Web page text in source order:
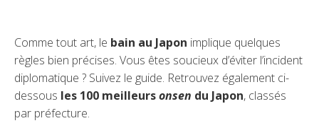
Comme tout art, le bain au Japon implique quelques
règles bien précises. Vous êtes soucieux d’éviter l’incident
diplomatique ? Suivez le guide. Retrouvez également ci-
dessous les 100 meilleursonsen du Japon, classés
par préfecture.